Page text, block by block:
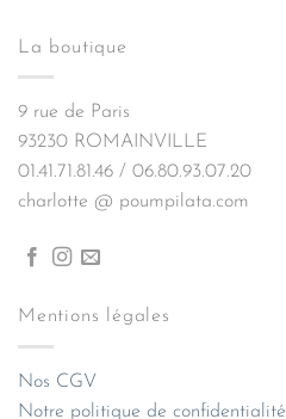
La boutique
9 rue de Paris
93230 ROMAINVILLE
01.41.71.81.46 / 06.80.93.07.20
charlotte @ poumpilata.com
Mentions légales
Nos CGV
Notre politique de confidentialité